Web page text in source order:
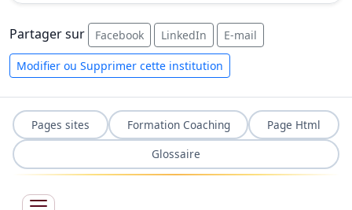
Partager sur Facebook LinkedIn E-mail
Modifier ou Supprimer cette institution
Pages sites Formation Coaching
Page Html
Glossaire